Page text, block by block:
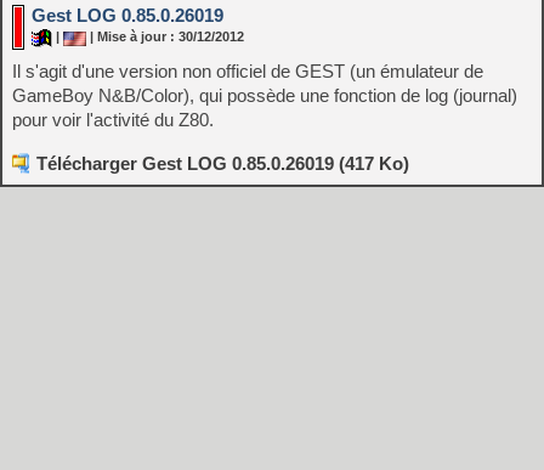
Gest LOG 0.85.0.26019
| Mise à jour : 30/12/2012
Il s'agit d'une version non officiel de GEST (un émulateur de
GameBoy N&B/Color), qui possède une fonction de log (journal)
pour voir l'activité du Z80.
Télécharger Gest LOG 0.85.0.26019 (417 Ko)